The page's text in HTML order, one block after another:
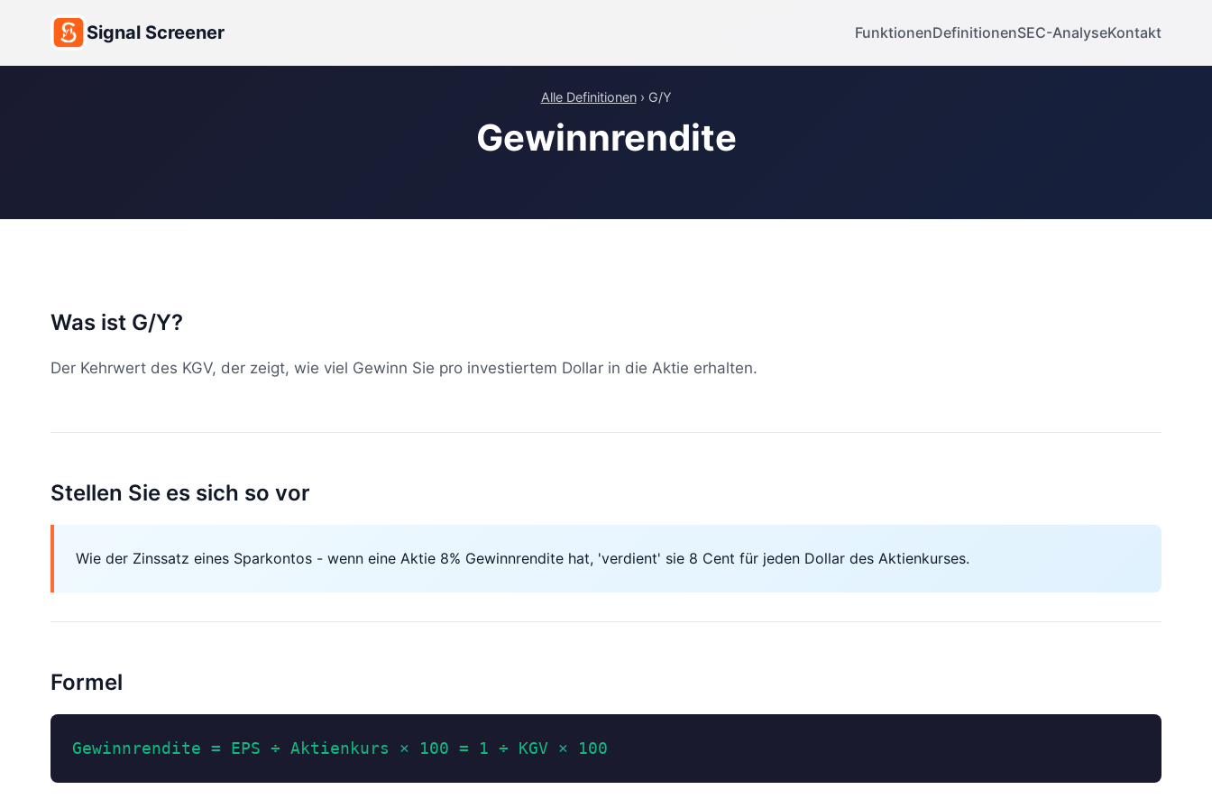
Signal Screener FunktionenDefinitionenSEC-AnalyseKontakt
Alle Definitionen› G/Y
Gewinnrendite
Was ist G/Y?
Der Kehrwert des KGV, der zeigt, wie viel Gewinn Sie pro investiertem Dollar in die Aktie erhalten.
Stellen Sie es sich so vor
Wie der Zinssatz eines Sparkontos - wenn eine Aktie 8% Gewinnrendite hat, 'verdient' sie 8 Cent für jeden Dollar des Aktienkurses.
Formel
Gewinnrendite = EPS ÷ Aktienkurs × 100 = 1 ÷ KGV × 100